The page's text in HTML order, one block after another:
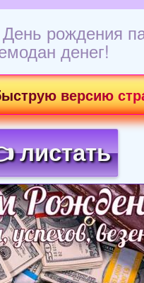
рождения
денег!
версию
листать
картинки...